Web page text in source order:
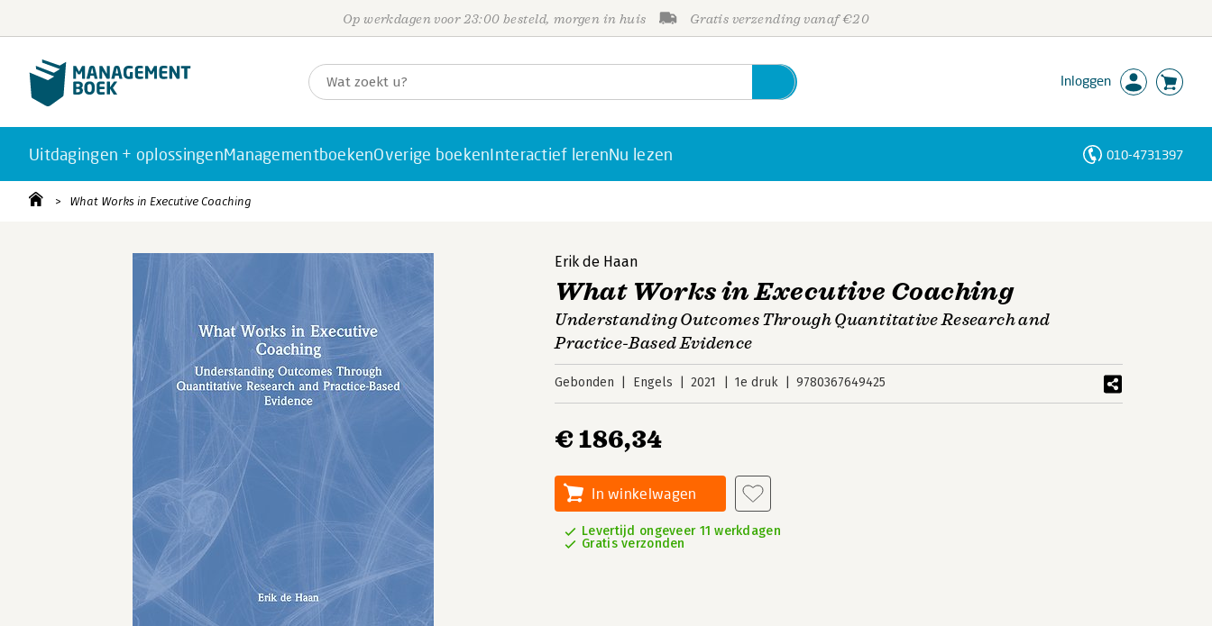
Op werkdagen voor 23:00 besteld, morgen in huis Gratis verzending vanaf €20
Inloggen
Uitdagingen + oplossingenManagementboekenOverige boekenInteractief lerenNu lezen 010-4731397
What Works in Executive Coaching
Erik de Haan
What Works in Executive Coaching
Understanding Outcomes Through Quantitative Research and
Practice-Based Evidence
Gebonden Engels 2021 1e druk 9780367649425
€ 186,34
In winkelwagen
Levertijd ongeveer 11 werkdagen
Gratis verzonden
Personen